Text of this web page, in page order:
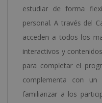
estudiar de forma
personal. A través del
acceden a todos los
interactivos y
para completar el
complementa con un
familiarizar a los